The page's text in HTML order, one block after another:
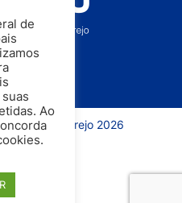
| InfoVarejo 2026
de
Ao